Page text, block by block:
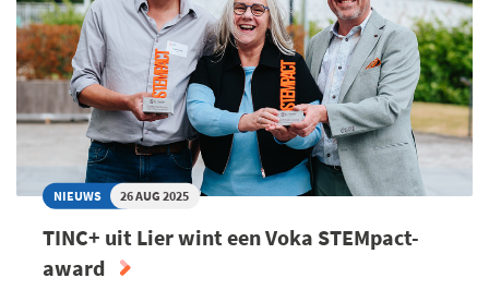
MET
HUN
STUDIEKEUZE
NIEUWS 26 AUG 2025
TINC+ uit Lier wint een Voka STEMpact-
award